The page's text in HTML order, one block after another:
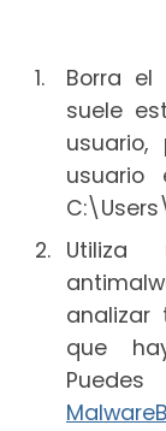
Borra el
suele
usuario
Utiliza
analizar
que